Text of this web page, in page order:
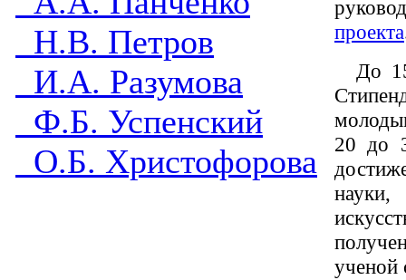
Н.В. Петров
И.А. Разумова
Ф.Б. Успенский
О.Б. Христофорова
проекта
До
20 до
науки,
ученой